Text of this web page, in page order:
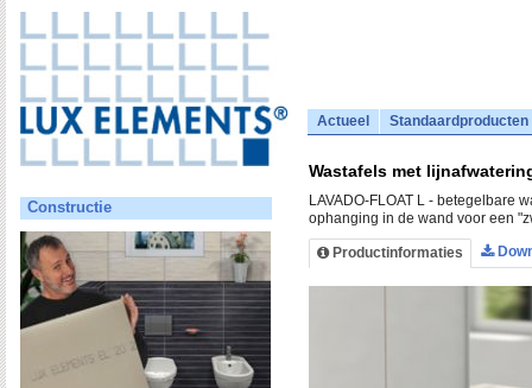
Actueel Standaardproducten
Constructie
Wastafels met
LAVADO-FLOAT L - betegelbare
ophanging in de wand voor een
Productinformaties